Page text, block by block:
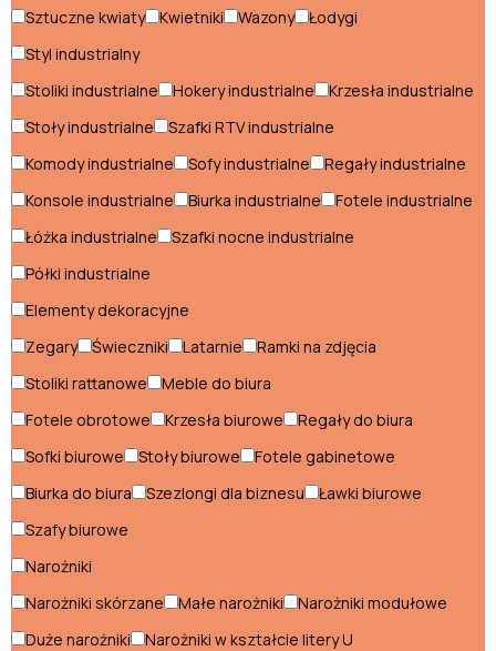
Fotele glamour
Hokery glamour
Komody glamour
Krzesła glamour
Ławki glamour
Łóżka glamour
Narożniki glamour
Regały glamour
Sofy glamour
Stoliki glamour
Szafki nocne glamour
Szafki RTV glamour
Sztuczne kwiaty Kwietniki Wazony
Łodygi
Styl industrialny
Stoliki industrialne
Hokery industrialne
Krzesła industrialne
Stoły industrialne
Szafki RTV industrialne
Komody industrialne
Sofy industrialne
Regały industrialne
Konsole industrialne
Biurka industrialne
Fotele industrialne
Łóżka industrialne
Szafki nocne industrialne
Półki industrialne
Elementy dekoracyjne
Zegary
Świeczniki Latarnie
Ramki na zdjęcia
Stoliki rattanowe
Meble do biura
Fotele obrotowe
Krzesła biurowe
Regały do biura
Sofki biurowe
Stoły biurowe
Fotele gabinetowe
Biurka do biura
Szezlongi dla biznesu
Ławki biurowe
Szafy biurowe
Narożniki
Narożniki skórzane
Małe narożniki
Narożniki modułowe
Duże narożniki
Narożniki w kształcie litery U